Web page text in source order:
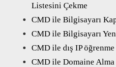
Listesini Çekme
CMD ile Bilgisayarı
CMD ile Bilgisayarı
CMD ile dış IP öğrenme
CMD ile Domaine Alma